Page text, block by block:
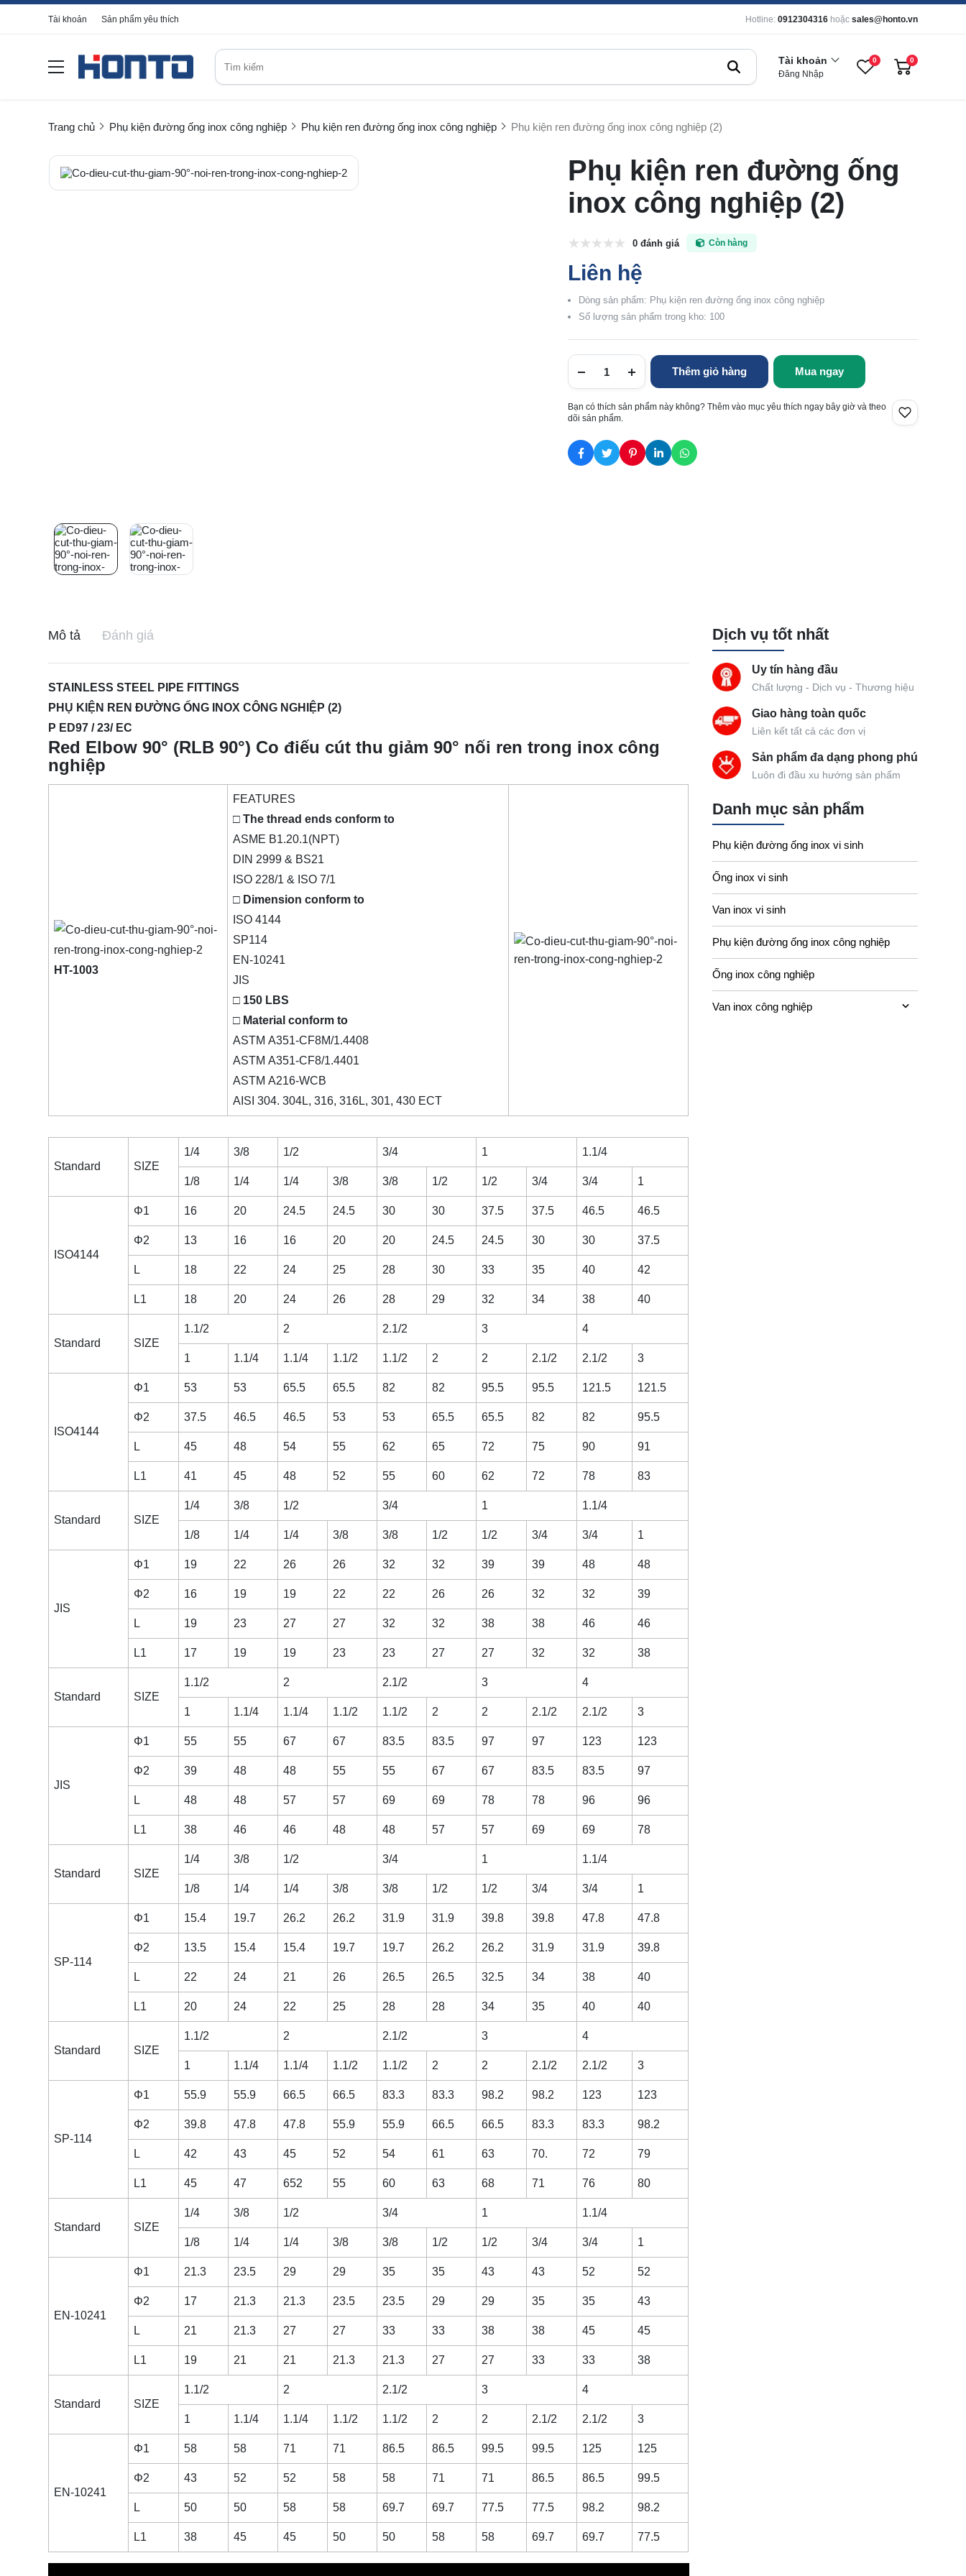
Tài khoản Sản phẩm yêu thích Hotline: 0912304316 hoặc sales@honto.vn
Tài khoản
Đăng Nhập
0 0
Trang chủ Phụ kiện đường ống inox công nghiệp Phụ kiện ren đường ống inox công nghiệp Phụ kiện ren đường ống inox công nghiệp (2)
Phụ kiện ren đường ống
inox công nghiệp (2)
0 đánh giá Còn hàng
Liên hệ
Dòng sản phẩm: Phụ kiện ren đường ống inox công nghiệp
Số lượng sản phẩm trong kho: 100
Thêm giỏ hàng Mua ngay
Bạn có thích sản phẩm này không? Thêm vào mục yêu thích ngay bây giờ và theo
dõi sản phẩm.
Mô tả Đánh giá
STAINLESS STEEL PIPE FITTINGS
PHỤ KIỆN REN ĐƯỜNG ỐNG INOX CÔNG NGHIỆP (2)
P ED97 / 23/ EC
Red Elbow 90° (RLB 90°) Co điếu cút thu giảm 90° nối ren trong inox công
nghiệp
HT-1003
FEATURES
□ The thread ends conform to
ASME B1.20.1(NPT)
DIN 2999 & BS21
ISO 228/1 & ISO 7/1
□ Dimension conform to
ISO 4144
SP114
EN-10241
JIS
□ 150 LBS
□ Material conform to
ASTM A351-CF8M/1.4408
ASTM A351-CF8/1.4401
ASTM A216-WCB
AISI 304. 304L, 316, 316L, 301, 430 ECT
Standard SIZE
1/4 3/8 1/2 3/4 1 1.1/4
1/8 1/4 1/4 3/8 3/8 1/2 1/2 3/4 3/4 1
ISO4144
Φ1 16 20 24.5 24.5 30 30 37.5 37.5 46.5 46.5
Φ2 13 16 16 20 20 24.5 24.5 30 30 37.5
L 18 22 24 25 28 30 33 35 40 42
L1 18 20 24 26 28 29 32 34 38 40
Standard SIZE
1.1/2 2 2.1/2 3 4
1 1.1/4 1.1/4 1.1/2 1.1/2 2 2 2.1/2 2.1/2 3
ISO4144
Φ1 53 53 65.5 65.5 82 82 95.5 95.5 121.5 121.5
Φ2 37.5 46.5 46.5 53 53 65.5 65.5 82 82 95.5
L 45 48 54 55 62 65 72 75 90 91
L1 41 45 48 52 55 60 62 72 78 83
Standard SIZE
1/4 3/8 1/2 3/4 1 1.1/4
1/8 1/4 1/4 3/8 3/8 1/2 1/2 3/4 3/4 1
JIS
Φ1 19 22 26 26 32 32 39 39 48 48
Φ2 16 19 19 22 22 26 26 32 32 39
L 19 23 27 27 32 32 38 38 46 46
L1 17 19 19 23 23 27 27 32 32 38
Standard SIZE
1.1/2 2 2.1/2 3 4
1 1.1/4 1.1/4 1.1/2 1.1/2 2 2 2.1/2 2.1/2 3
JIS
Φ1 55 55 67 67 83.5 83.5 97 97 123 123
Φ2 39 48 48 55 55 67 67 83.5 83.5 97
L 48 48 57 57 69 69 78 78 96 96
L1 38 46 46 48 48 57 57 69 69 78
Standard SIZE
1/4 3/8 1/2 3/4 1 1.1/4
1/8 1/4 1/4 3/8 3/8 1/2 1/2 3/4 3/4 1
SP-114
Φ1 15.4 19.7 26.2 26.2 31.9 31.9 39.8 39.8 47.8 47.8
Φ2 13.5 15.4 15.4 19.7 19.7 26.2 26.2 31.9 31.9 39.8
L 22 24 21 26 26.5 26.5 32.5 34 38 40
L1 20 24 22 25 28 28 34 35 40 40
Standard SIZE
1.1/2 2 2.1/2 3 4
1 1.1/4 1.1/4 1.1/2 1.1/2 2 2 2.1/2 2.1/2 3
SP-114
Φ1 55.9 55.9 66.5 66.5 83.3 83.3 98.2 98.2 123 123
Φ2 39.8 47.8 47.8 55.9 55.9 66.5 66.5 83.3 83.3 98.2
L 42 43 45 52 54 61 63 70. 72 79
L1 45 47 652 55 60 63 68 71 76 80
Standard SIZE
1/4 3/8 1/2 3/4 1 1.1/4
1/8 1/4 1/4 3/8 3/8 1/2 1/2 3/4 3/4 1
EN-10241
Φ1 21.3 23.5 29 29 35 35 43 43 52 52
Φ2 17 21.3 21.3 23.5 23.5 29 29 35 35 43
L 21 21.3 27 27 33 33 38 38 45 45
L1 19 21 21 21.3 21.3 27 27 33 33 38
Standard SIZE
1.1/2 2 2.1/2 3 4
1 1.1/4 1.1/4 1.1/2 1.1/2 2 2 2.1/2 2.1/2 3
EN-10241
Φ1 58 58 71 71 86.5 86.5 99.5 99.5 125 125
Φ2 43 52 52 58 58 71 71 86.5 86.5 99.5
L 50 50 58 58 69.7 69.7 77.5 77.5 98.2 98.2
L1 38 45 45 50 50 58 58 69.7 69.7 77.5
Dịch vụ tốt nhất
Uy tín hàng đầu
Chất lượng - Dịch vụ - Thương hiệu
Giao hàng toàn quốc
Liên kết tất cả các đơn vị
Sản phẩm đa dạng phong phú
Luôn đi đầu xu hướng sản phẩm
Danh mục sản phẩm
Phụ kiện đường ống inox vi sinh
Ống inox vi sinh
Van inox vi sinh
Phụ kiện đường ống inox công nghiệp
Ống inox công nghiệp
Van inox công nghiệp